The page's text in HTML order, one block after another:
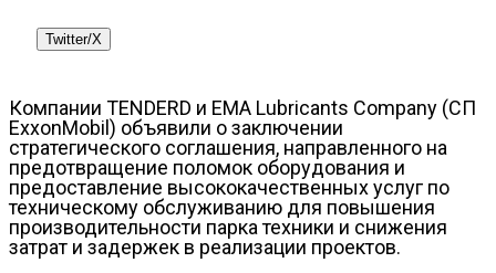
Twitter/X
Компании TENDERD и EMA Lubricants Company (СП
ExxonMobil) объявили о заключении
стратегического соглашения, направленного на
предотвращение поломок оборудования и
предоставление высококачественных услуг по
техническому обслуживанию для повышения
производительности парка техники и снижения
затрат и задержек в реализации проектов.